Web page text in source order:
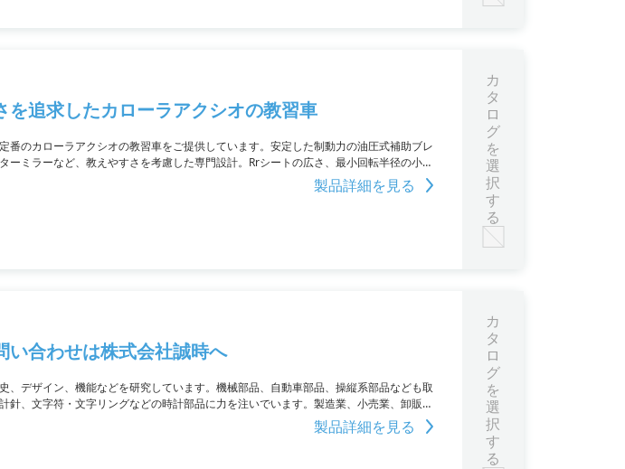
を追求したカローラアクシオの教習車
番のカローラアクシオの教習車をご提供しています。安定した制動力の油圧式補助ブレ
ーミラーなど、教えやすさを考慮した専門設計。Rrシートの広さ、最小回転半径の小さ
製品詳細を見る
カ
タ
ロ
グ
を
選
択
す
る
い合わせは株式会社誠時へ
、デザイン、機能などを研究しています。機械部品、自動車部品、操縦系部品なども取
針、文字符・文字リングなどの時計部品に力を注いでいます。製造業、小売業、卸販売
製品詳細を見る
カ
タ
ロ
グ
を
選
択
す
る